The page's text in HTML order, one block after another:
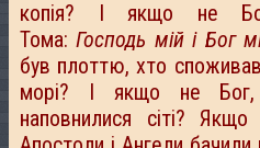
копія? І якщо не
Тома:Господь мій і Бог
був плоттю, хто
морі? І якщо не Бог,
наповнилися сіті?